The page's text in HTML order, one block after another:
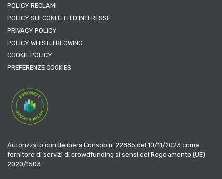
POLICY RECLAMI
POLICY SUI CONFLITTI D’INTERESSE
PRIVACY POLICY
POLICY WHISTLEBLOWING
COOKIE POLICY
PREFERENZE COOKIES
Autorizzato con delibera Consob n. 22885 del 10/11/2023 come
fornitore di servizi di crowdfunding ai sensi del Regolamento (UE)
2020/1503